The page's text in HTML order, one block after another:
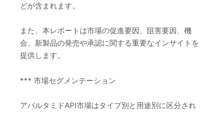
どが含まれます。
また、本レポートは市場の促進要因、阻害要因、機
会、新製品の発売や承認に関する重要なインサイトを
提供します。
*** 市場セグメンテーション
アパルタミドAPI市場はタイプ別と用途別に区分され